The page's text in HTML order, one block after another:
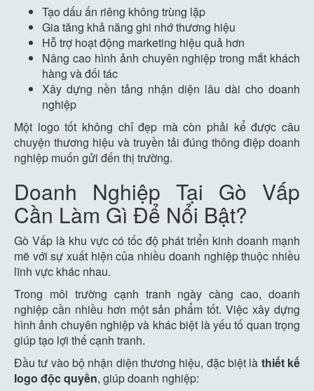
Tạo dấu ấn riêng không trùng lặp
Gia tăng khả năng ghi nhớ thương hiệu
Hỗ trợ hoạt động marketing hiệu quả hơn
Nâng cao hình ảnh chuyên nghiệp trong mắt khách
hàng và đối tác
Xây dựng nền tảng nhận diện lâu dài cho doanh
nghiệp
Một logo tốt không chỉ đẹp mà còn phải kể được câu
chuyện thương hiệu và truyền tải đúng thông điệp doanh
nghiệp muốn gửi đến thị trường.
Doanh Nghiệp Tại Gò Vấp
Cần Làm Gì Để Nổi Bật?
Gò Vấp là khu vực có tốc độ phát triển kinh doanh mạnh
mẽ với sự xuất hiện của nhiều doanh nghiệp thuộc nhiều
lĩnh vực khác nhau.
Trong môi trường cạnh tranh ngày càng cao, doanh
nghiệp cần nhiều hơn một sản phẩm tốt. Việc xây dựng
hình ảnh chuyên nghiệp và khác biệt là yếu tố quan trọng
giúp tạo lợi thế cạnh tranh.
Đầu tư vào bộ nhận diện thương hiệu, đặc biệt là thiết kế
logo độc quyền, giúp doanh nghiệp: